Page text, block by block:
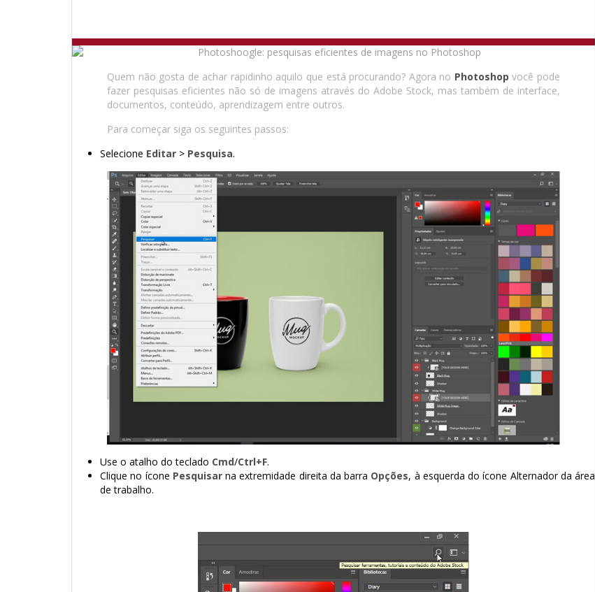
Quem não gosta de achar rapidinho aquilo que está procurando? Agora no Photoshopvocê pode
fazer pesquisas eficientes não só de imagens através do Adobe Stock, mas também de interface,
documentos, conteúdo, aprendizagem entre outros.
Para começar siga os seguintes passos:
Selecione Editar > Pesquisa.
Use o atalho do teclado Cmd/Ctrl+F.
Clique no ícone Pesquisarna extremidade direita da barra Opções, à esquerda do ícone Alternador da área
de trabalho.